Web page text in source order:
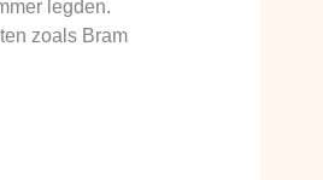
legden.
zoals Bram